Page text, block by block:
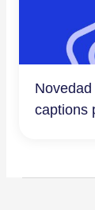
captions